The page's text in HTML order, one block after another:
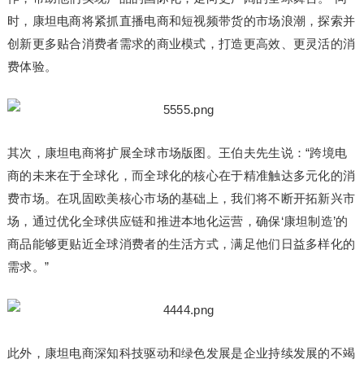
时，康坦电商将紧抓直播电商和短视频带货的市场浪潮，探索并
创新更多贴合消费者需求的商业模式，打造更高效、更灵活的消
费体验。
其次，康坦电商将扩展全球市场版图。王伯夫先生说：“跨境电
商的未来在于全球化，而全球化的核心在于精准触达多元化的消
费市场。在巩固欧美核心市场的基础上，我们将不断开拓新兴市
场，通过优化全球供应链和推进本地化运营，确保‘康坦制造’的
商品能够更贴近全球消费者的生活方式，满足他们日益多样化的
需求。”
此外，康坦电商深知科技驱动和绿色发展是企业持续发展的不竭